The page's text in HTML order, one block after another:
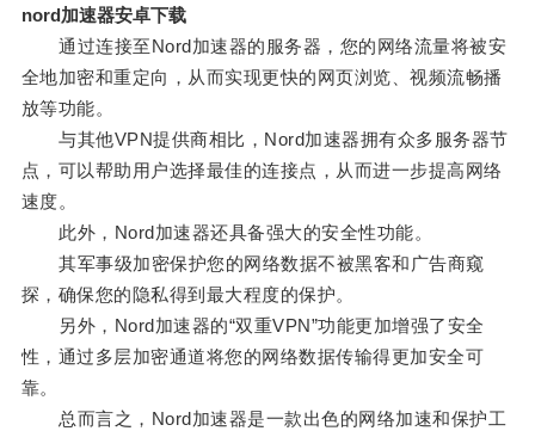
nord加速器安卓下载
通过连接至Nord加速器的服务器，您的网络流量将被安
全地加密和重定向，从而实现更快的网页浏览、视频流畅播
放等功能。
与其他VPN提供商相比，Nord加速器拥有众多服务器节
点，可以帮助用户选择最佳的连接点，从而进一步提高网络
速度。
此外，Nord加速器还具备强大的安全性功能。
其军事级加密保护您的网络数据不被黑客和广告商窥
探，确保您的隐私得到最大程度的保护。
另外，Nord加速器的“双重VPN”功能更加增强了安全
性，通过多层加密通道将您的网络数据传输得更加安全可
靠。
总而言之，Nord加速器是一款出色的网络加速和保护工